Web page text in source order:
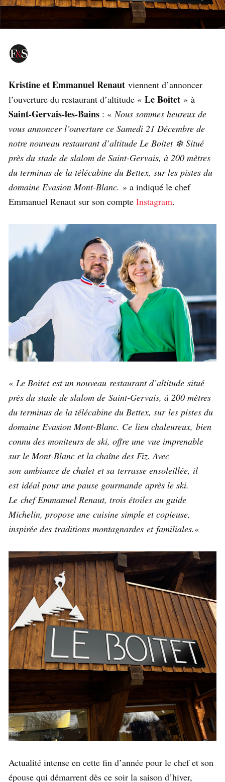
Kristine et Emmanuel Renaut viennent d’annoncer
l’ouverture du restaurant d’altitude « Le Boitet » à
Saint-Gervais-les-Bains : « Nous sommes heureux de
vous annoncer l’ouverture ce Samedi 21 Décembre de
notre nouveau restaurant d’altitude Le Boitet ❄️ Situé
près du stade de slalom de Saint-Gervais, à 200 mètres
du terminus de la télécabine du Bettex, sur les pistes du
domaine Evasion Mont-Blanc. » a indiqué le chef
Emmanuel Renaut sur son compte Instagram.
« Le Boitet est un nouveau restaurant d’altitude situé
près du stade de slalom de Saint-Gervais, à 200 mètres
du terminus de la télécabine du Bettex, sur les pistes du
domaine Evasion Mont-Blanc. Ce lieu chaleureux, bien
connu des moniteurs de ski, offre une vue imprenable
sur le Mont-Blanc et la chaîne des Fiz. Avec
son ambiance de chalet et sa terrasse ensoleillée, il
est idéal pour une pause gourmande après le ski.
Le chef Emmanuel Renaut, trois étoiles au guide
Michelin, propose une cuisine simple et copieuse,
inspirée des traditions montagnardes et familiales.«
Actualité intense en cette fin d’année pour le chef et son
épouse qui démarrent dès ce soir la saison d’hiver,